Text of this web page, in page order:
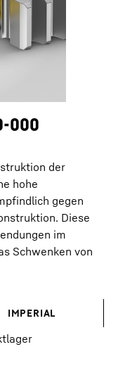
000
der
hohe
gegen
Diese
im
Schwenken von
IMPERIAL